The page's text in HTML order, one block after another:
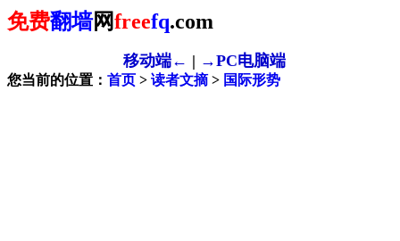
免费翻墙网freefq.com
移动端← | →PC电脑端
您当前的位置： 首页 > 读者文摘> 国际形势